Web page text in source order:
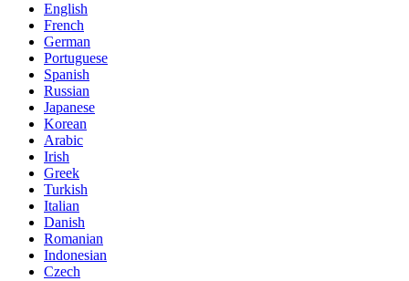
English
French
German
Portuguese
Spanish
Russian
Japanese
Korean
Arabic
Irish
Greek
Turkish
Italian
Danish
Romanian
Indonesian
Czech